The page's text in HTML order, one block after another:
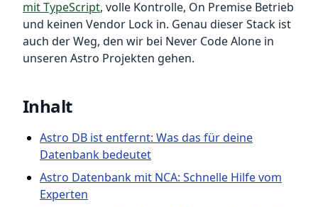
mit TypeScript, volle Kontrolle, On Premise Betrieb
und keinen Vendor Lock in. Genau dieser Stack ist
auch der Weg, den wir bei Never Code Alone in
unseren Astro Projekten gehen.
Inhalt
Astro DB ist entfernt: Was das für deine
Datenbank bedeutet
Astro Datenbank mit NCA: Schnelle Hilfe vom
Experten